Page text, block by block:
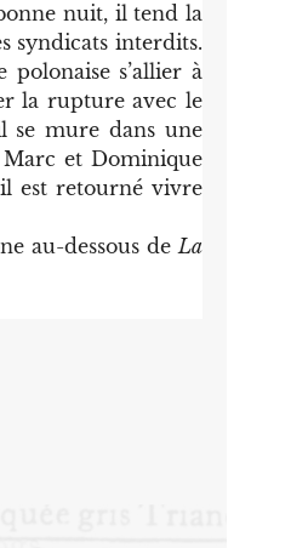
nuit, il tend la
syndicats interdits.
s’allier à
la rupture avec le
se mure dans une
Marc et Dominique
est retourné vivre
au-dessous deLa